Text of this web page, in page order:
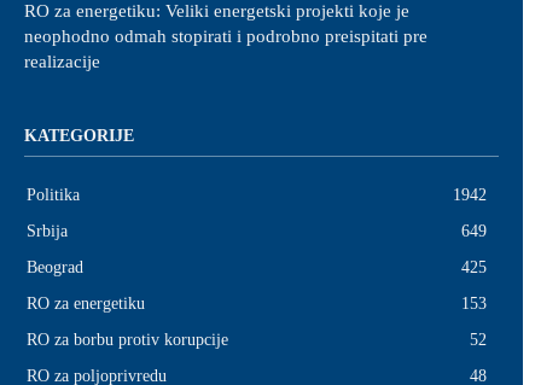
RO za energetiku: Veliki energetski projekti koje je
neophodno odmah stopirati i podrobno preispitati pre
realizacije
KATEGORIJE
Politika
1942
Srbija
649
Beograd
425
RO za energetiku
153
RO za borbu protiv korupcije
52
RO za poljoprivredu
48